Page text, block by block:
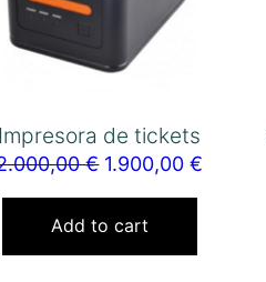
Impresora de tickets
€ 1.900,00€
Add to cart